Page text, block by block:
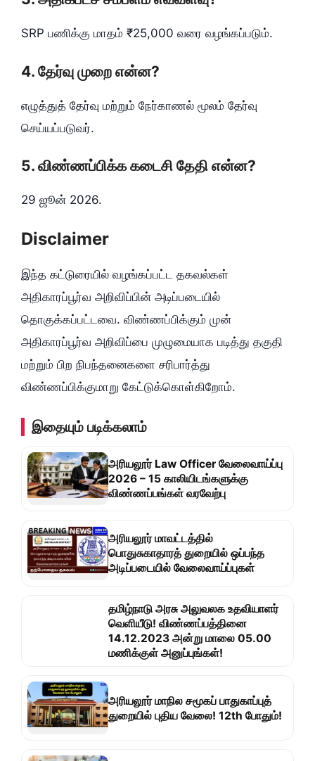
SRP பணிக்கு மாதம் ₹25,000 வரை வழங்கப்படும்.
4. தேர்வு முறை என்ன?
எழுத்துத் தேர்வு மற்றும் நேர்காணல் மூலம் தேர்வு
செய்யப்படுவர்.
5. விண்ணப்பிக்க கடைசி தேதி என்ன?
29 ஜூன் 2026.
Disclaimer
இந்த கட்டுரையில் வழங்கப்பட்ட தகவல்கள்
அதிகாரப்பூர்வ அறிவிப்பின் அடிப்படையில்
தொகுக்கப்பட்டவை. விண்ணப்பிக்கும் முன்
அதிகாரப்பூர்வ அறிவிப்பை முழுமையாக படித்து தகுதி
மற்றும் பிற நிபந்தனைகளை சரிபார்த்து
விண்ணப்பிக்குமாறு கேட்டுக்கொள்கிறோம்.
இதையும் படிக்கலாம்
அரியலூர் Law Officer வேலைவாய்ப்பு
2026 – 15 காலியிடங்களுக்கு
விண்ணப்பங்கள் வரவேற்பு
அரியலூர் மாவட்டத்தில்
பொதுசுகாதாரத் துறையில் ஒப்பந்த
அடிப்படையில் வேலைவாய்ப்புகள்
தமிழ்நாடு அரசு அலுவலக உதவியாளர்
வெளியீடு! விண்ணப்பத்தினை
14.12.2023 அன்று மாலை 05.00
மணிக்குள்‌ அனுப்புங்கள்!
அரியலூர் மாநில சமூகப் பாதுகாப்புத்
துறையில் புதிய வேலை! 12th போதும்!